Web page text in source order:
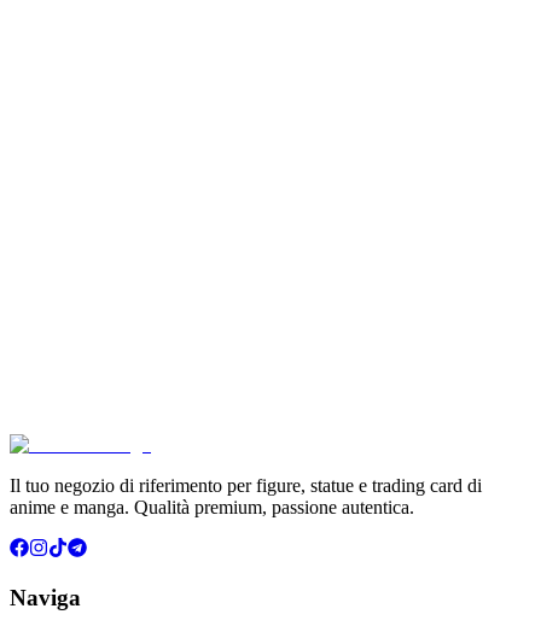
Il tuo negozio di riferimento per figure, statue e trading card di
anime e manga. Qualità premium, passione autentica.
Naviga